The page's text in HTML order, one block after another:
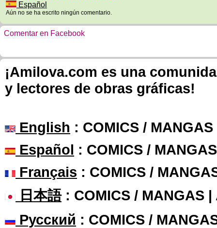
Español
Aún no se ha escrito ningún comentario.
Comentar en Facebook
¡Amilova.com es una
y lectores de obras gráficas!
English : COMICS /
Español : COMICS /
Français : COMICS /
日本語: COMICS / MANGAS |
Русский : COMICS /